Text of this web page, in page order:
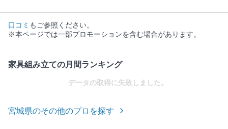
口コミ もご参照ください。
※本ページでは一部プロモーションを含む場合があります。
家具組み立ての月間ランキング
データの取得に失敗しました。
宮城県のその他のプロを探す